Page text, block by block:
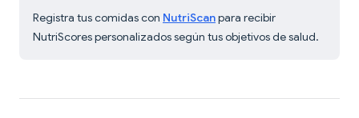
Registra tus comidas con NutriScanpara recibir
NutriScores personalizados según tus objetivos de salud.